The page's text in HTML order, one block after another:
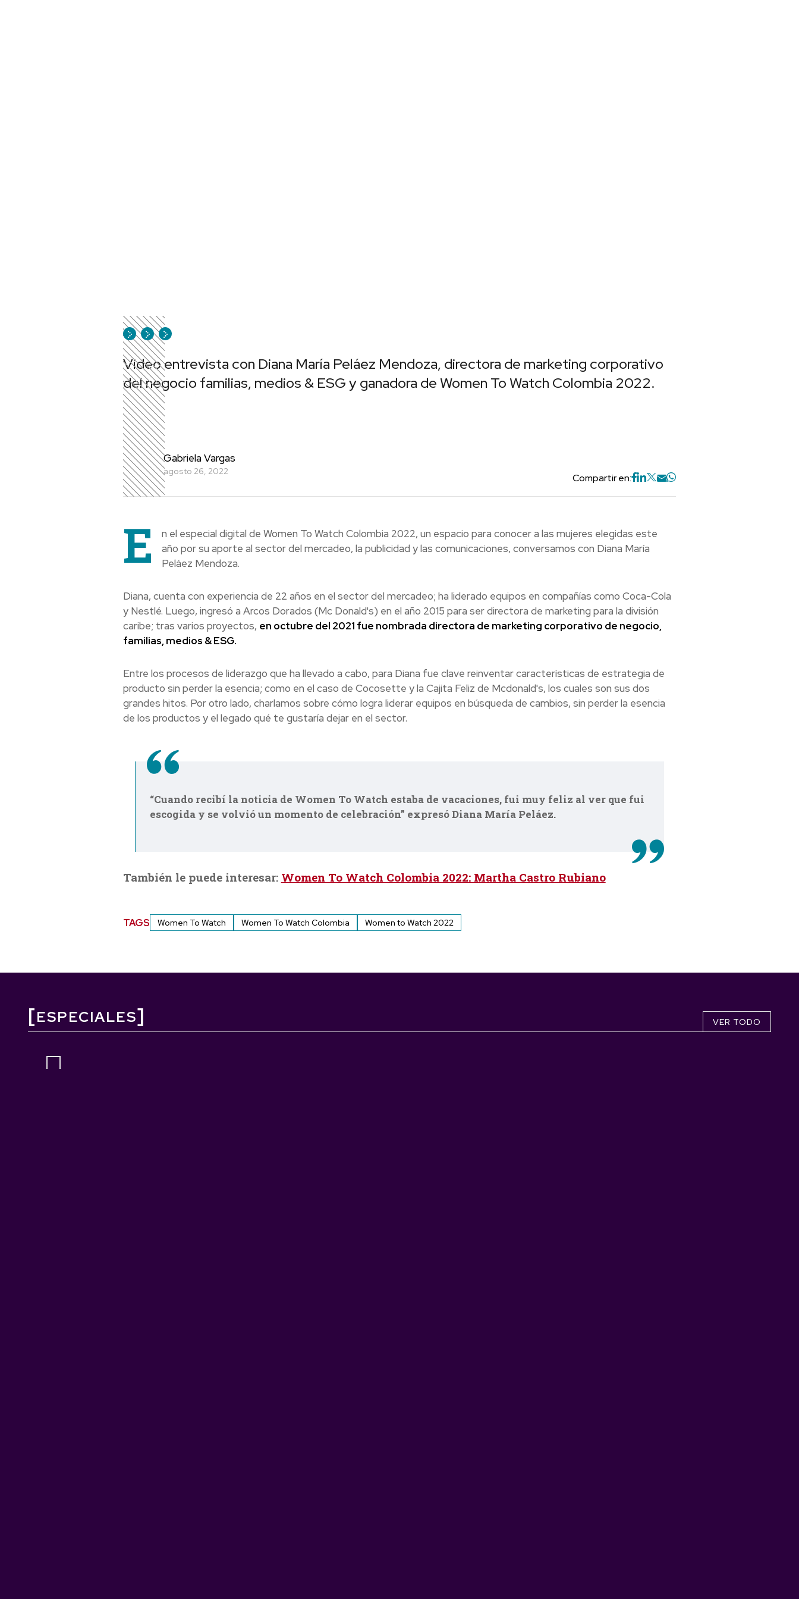
Video entrevista con Diana María Peláez Mendoza, directora de marketing corporativo
del negocio familias, medios & ESG y ganadora de Women To Watch Colombia 2022.
Gabriela Vargas
agosto 26, 2022
Compartir en:
E
n el especial digital de Women To Watch Colombia 2022, un espacio para conocer a las mujeres elegidas este
año por su aporte al sector del mercadeo, la publicidad y las comunicaciones, conversamos con Diana María
Peláez Mendoza.
Diana, cuenta con experiencia de 22 años en el sector del mercadeo; ha liderado equipos en compañías como Coca-Cola
y Nestlé. Luego, ingresó a Arcos Dorados (Mc Donald's) en el año 2015 para ser directora de marketing para la división
caribe; tras varios proyectos, en octubre del 2021 fue nombrada directora de marketing corporativo de negocio,
familias, medios & ESG.
Entre los procesos de liderazgo que ha llevado a cabo, para Diana fue clave reinventar características de estrategia de
producto sin perder la esencia; como en el caso de Cocosette y la Cajita Feliz de Mcdonald's, los cuales son sus dos
grandes hitos. Por otro lado, charlamos sobre cómo logra liderar equipos en búsqueda de cambios, sin perder la esencia
de los productos y el legado qué te gustaría dejar en el sector.
“Cuando recibí la noticia de Women To Watch estaba de vacaciones, fui muy feliz al ver que fui
escogida y se volvió un momento de celebración” expresó Diana María Peláez.
También le puede interesar: Women To Watch Colombia 2022: Martha Castro Rubiano
TAGS Women To Watch Women To Watch Colombia Women to Watch 2022
ESPECIALES VER TODO